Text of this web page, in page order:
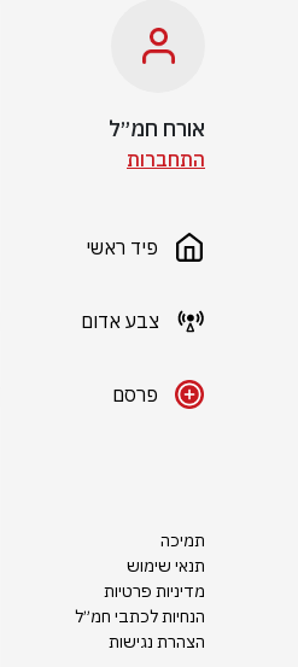
אורח חמ״ל
התחברות
פיד ראשי
צבע אדום
פרסם
תמיכה
תנאי שימוש
מדיניות פרטיות
הנחיות לכתבי חמ״ל
הצהרת נגישות